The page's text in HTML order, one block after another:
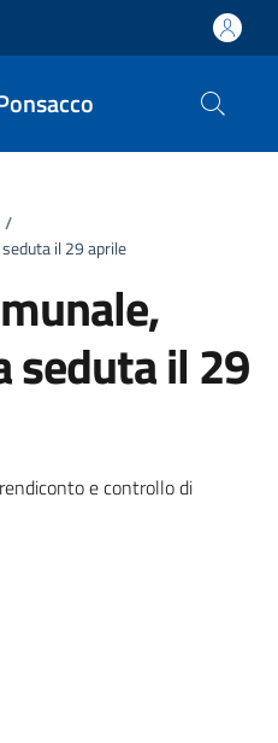
/
il 29 aprile
seduta il 29
e controllo di